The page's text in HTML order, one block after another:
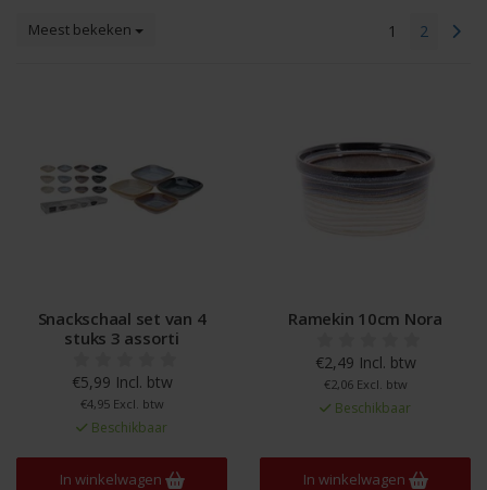
Meest bekeken 1 2
Snackschaal set van 4
stuks 3 assorti
€5,99 Incl. btw
€4,95 Excl. btw
Beschikbaar
In winkelwagen
Ramekin 10cm Nora
€2,49 Incl. btw
€2,06 Excl. btw
Beschikbaar
In winkelwagen